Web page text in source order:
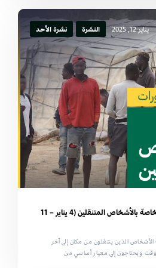
يناير 12, 2025 النشرة نشرة الأحد
الأحداث والتطورات الخاصة بالأشخاص المتنقلين (4 يناير – 11
الذين ينتقلون من مكان إلى آخر
ويحتاجون إلى معيار أساسي من